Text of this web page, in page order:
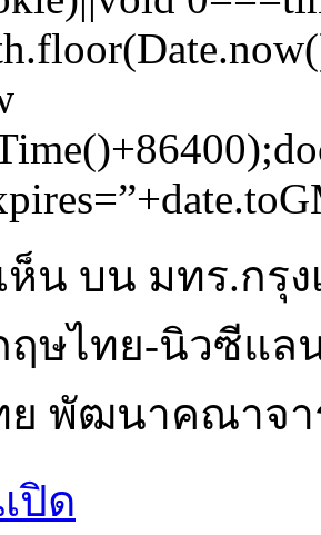
ห็น บน มทร.กรุง
ฤษไทย-นิวซีแล
ย พัฒนาคณาจา